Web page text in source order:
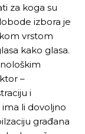
za koga su
izbora je
vrstom
kako glasa.
–
i
li dovoljno
građana